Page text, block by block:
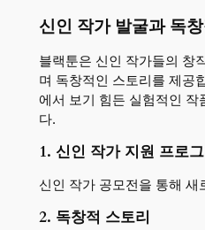
신인 작가 발굴과 독
블랙툰은 신인 작가들의 창
며 독창적인 스토리를 제공
에서 보기 힘든 실험적인 작
다.
1. 신인 작가 지원 프로
신인 작가 공모전을 통해 새
2. 독창적 스토리